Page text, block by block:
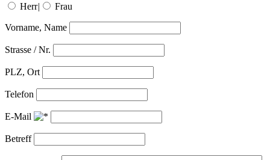
Herr| Frau
Vorname, Name
Strasse / Nr.
PLZ, Ort
Telefon
E-Mail
Betreff